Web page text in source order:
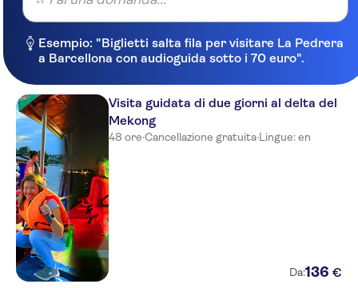
Esempio: "Biglietti salta fila per visitare La Pedrera
a Barcellona con audioguida sotto i 70 euro".
Visita guidata di due giorni al delta del
Mekong
48 ore·Cancellazione gratuita·Lingue: en
Da:136 €